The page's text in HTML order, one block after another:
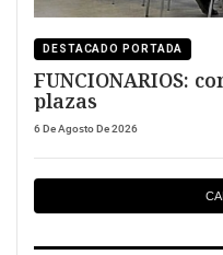
DESTACADO PORTADA
FUNCIONARIOS:
plazas
6 De Agosto De 2026